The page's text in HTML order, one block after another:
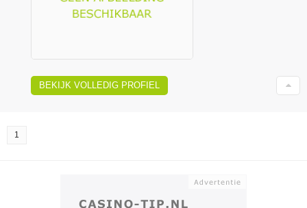
BEKIJK VOLLEDIG PROFIEL
1